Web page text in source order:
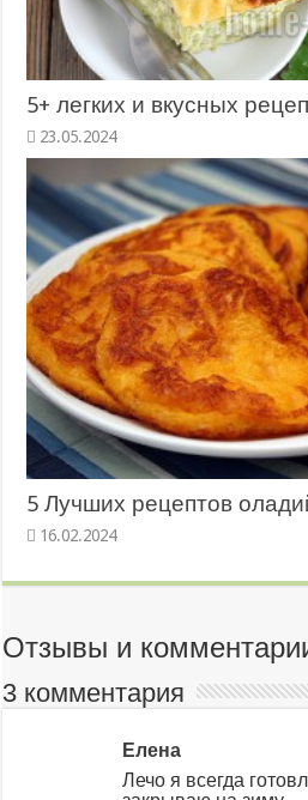
5+ легких и вкусных
23.05.2024
5 Лучших рецептов
16.02.2024
Отзывы и
3 комментария
Елена
Лечо я всегда